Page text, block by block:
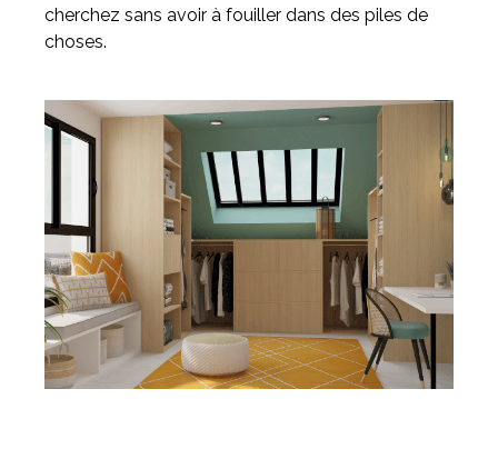
cherchez sans avoir à fouiller dans des piles de
choses.